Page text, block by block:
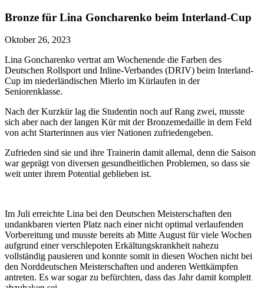
Bronze für Lina Goncharenko beim Interland-Cup
Oktober 26, 2023
Lina Goncharenko vertrat am Wochenende die Farben des
Deutschen Rollsport und Inline-Verbandes (DRIV) beim Interland-
Cup im niederländischen Mierlo im Kürlaufen in der
Seniorenklasse.
Nach der Kurzkür lag die Studentin noch auf Rang zwei, musste
sich aber nach der langen Kür mit der Bronzemedaille in dem Feld
von acht Starterinnen aus vier Nationen zufriedengeben.
Zufrieden sind sie und ihre Trainerin damit allemal, denn die Saison
war geprägt von diversen gesundheitlichen Problemen, so dass sie
weit unter ihrem Potential geblieben ist.
Im Juli erreichte Lina bei den Deutschen Meisterschaften den
undankbaren vierten Platz nach einer nicht optimal verlaufenden
Vorbereitung und musste bereits ab Mitte August für viele Wochen
aufgrund einer verschlepoten Erkältungskrankheit nahezu
vollständig pausieren und konnte somit in diesen Wochen nicht bei
den Norddeutschen Meisterschaften und anderen Wettkämpfen
antreten. Es war sogar zu befürchten, dass das Jahr damit komplett